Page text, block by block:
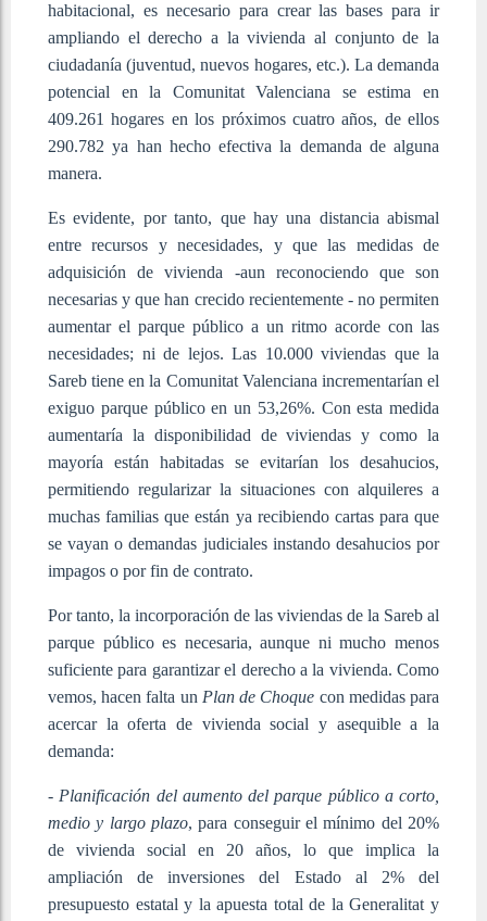
habitacional, es necesario para crear las bases para ir
ampliando el derecho a la vivienda al conjunto de la
ciudadanía (juventud, nuevos hogares, etc.). La demanda
potencial en la Comunitat Valenciana se estima en
409.261 hogares en los próximos cuatro años, de ellos
290.782 ya han hecho efectiva la demanda de alguna
manera.
Es evidente, por tanto, que hay una distancia abismal
entre recursos y necesidades, y que las medidas de
adquisición de vivienda -aun reconociendo que son
necesarias y que han crecido recientemente - no permiten
aumentar el parque público a un ritmo acorde con las
necesidades; ni de lejos. Las 10.000 viviendas que la
Sareb tiene en la Comunitat Valenciana incrementarían el
exiguo parque público en un 53,26%. Con esta medida
aumentaría la disponibilidad de viviendas y como la
mayoría están habitadas se evitarían los desahucios,
permitiendo regularizar la situaciones con alquileres a
muchas familias que están ya recibiendo cartas para que
se vayan o demandas judiciales instando desahucios por
impagos o por fin de contrato.
Por tanto, la incorporación de las viviendas de la Sareb al
parque público es necesaria, aunque ni mucho menos
suficiente para garantizar el derecho a la vivienda. Como
vemos, hacen falta un Plan de Choque con medidas para
acercar la oferta de vivienda social y asequible a la
demanda:
- Planificación del aumento del parque público a corto,
medio y largo plazo, para conseguir el mínimo del 20%
de vivienda social en 20 años, lo que implica la
ampliación de inversiones del Estado al 2% del
presupuesto estatal y la apuesta total de la Generalitat y